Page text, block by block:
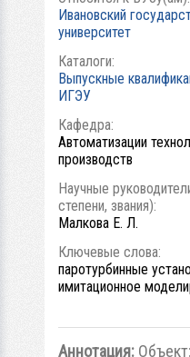
Ивановский
университет
Каталоги:
Выпускные
ИГЭУ
Кафедра:
Автоматизации
производств
Научные
степени, звания):
Малкова Е. Л.
Ключевые слова:
паротурбинные
имитационное
Аннотация: